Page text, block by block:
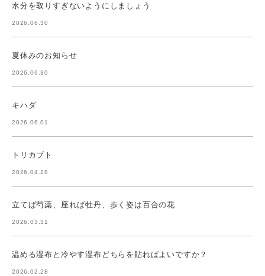
水分を取りすぎないようにしましょう
2026.06.30
夏休みのお知らせ
2026.06.30
キハダ
2026.06.01
トリカブト
2026.04.28
立てば芍薬、座れば牡丹、歩く姿は百合の花
2026.03.31
温める湿布と冷やす湿布どちらを貼ればよいですか？
2026.02.28